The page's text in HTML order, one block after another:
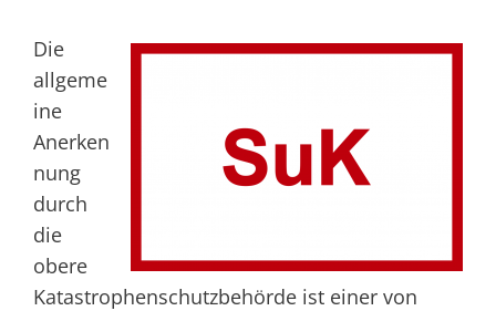
Die
allgeme
ine
Anerken
nung
durch
die
obere
Katastrophenschutzbehörde ist einer von